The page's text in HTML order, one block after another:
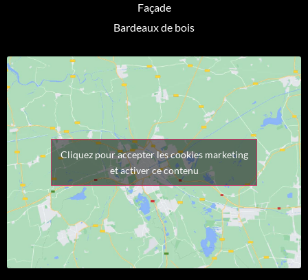
Façade
Bardeaux de bois
Cliquez pour accepter les cookies marketing
et activer ce contenu